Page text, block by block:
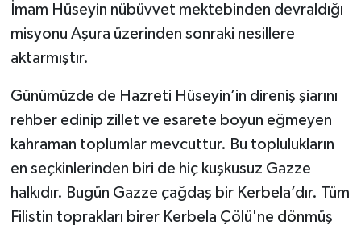
İmam Hüseyin nübüvvet mektebinden devraldığı
misyonu Aşura üzerinden sonraki nesillere
aktarmıştır.
Günümüzde de Hazreti Hüseyin’in direniş şiarını
rehber edinip zillet ve esarete boyun eğmeyen
kahraman toplumlar mevcuttur. Bu toplulukların
en seçkinlerinden biri de hiç kuşkusuz Gazze
halkıdır. Bugün Gazze çağdaş bir Kerbela’dır. Tüm
Filistin toprakları birer Kerbela Çölü'ne dönmüş